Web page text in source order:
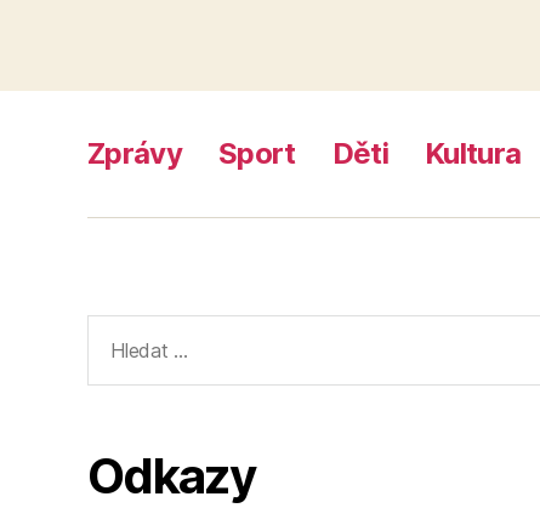
Zprávy Sport Děti Kultura
vyhledávání:
Odkazy